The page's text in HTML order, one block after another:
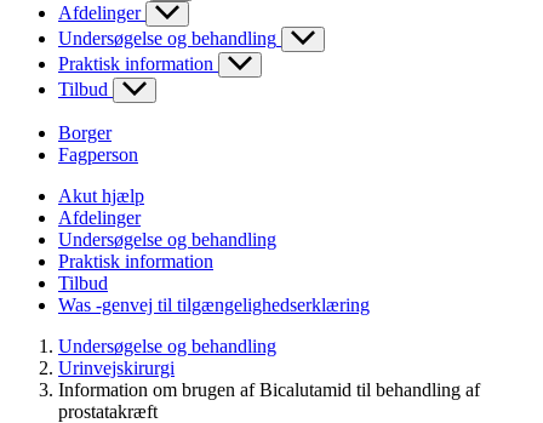
Afdelinger
Undersøgelse og behandling
Praktisk information
Tilbud
Borger
Fagperson
Akut hjælp
Afdelinger
Undersøgelse og behandling
Praktisk information
Tilbud
Was -genvej til tilgængelighedserklæring
Undersøgelse og behandling
Urinvejskirurgi
Information om brugen af Bicalutamid til behandling af
prostatakræft